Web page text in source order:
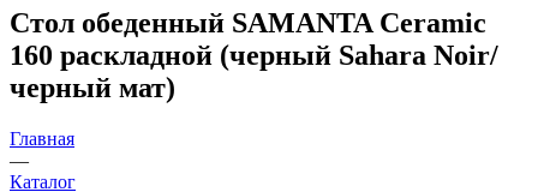
Стол обеденный SAMANTA Ceramic
160 раскладной (черный Sahara Noir/
черный мат)
Главная
—
Каталог